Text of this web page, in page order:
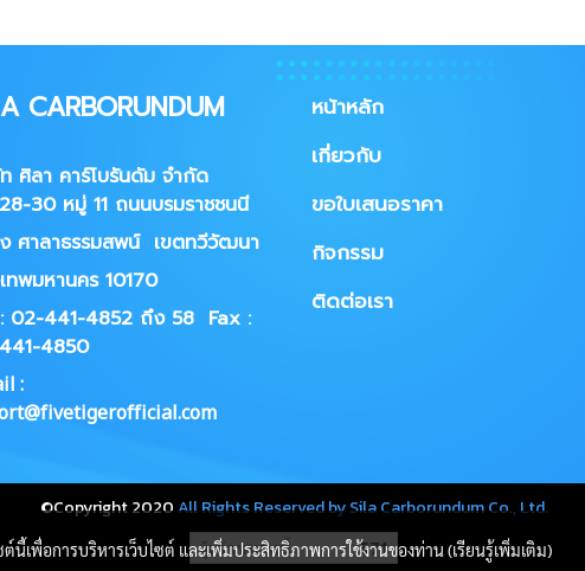
CARBORUNDUM
ศิลา คาร์โบรันดัม จำกัด
30 หมู่ 11 ถนนบรมราชชนนี
ศาลาธรรมสพน์ เขตทวีวัฒนา
ทพมหานคร 10170
02-441-4852 ถึง 58 Fax :
4850
:
หน้าหลัก
เกี่ยวกับ
ขอใบเสนอราคา
กิจกรรม
ติดต่อเรา
©Copyright 2020 All Rights Reserved by Sila Carborundum Co., Ltd.
ผู้เข้าชมวันนี้ 571
นี้เพื่อการบริหารเว็บไซต์ และเพิ่มประสิทธิภาพการใช้งานของท่าน (เรียนรู้เพิ่มเติม)